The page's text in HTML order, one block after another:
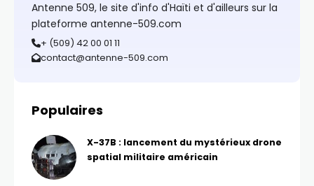
Antenne 509, le site d'info d'Haïti et d'ailleurs sur la
plateforme antenne-509.com
+ (509) 42 00 01 11
contact@antenne-509.com
Populaires
X-37B : lancement du mystérieux drone
spatial militaire américain